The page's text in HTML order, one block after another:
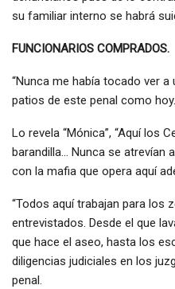
su familiar interno se habrá
FUNCIONARIOS COMPRADOS.
“Nunca me había tocado ver
patios de este penal como hoy.
Lo revela “Mónica”, “Aquí los
barandilla… Nunca se atrevían
con la mafia que opera aquí
“Todos aquí trabajan para los
entrevistados. Desde el que
que hace el aseo, hasta los
diligencias judiciales en los
penal.